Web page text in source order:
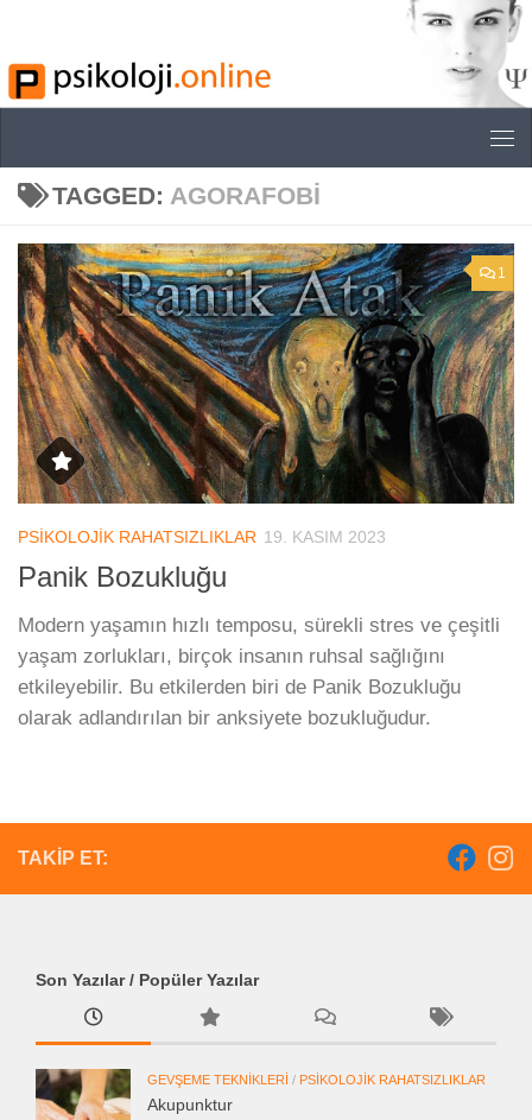
TAGGED: AGORAFOBI
1
PSIKOLOJIK RAHATSIZLIKLAR 19. KASIM 2023
Panik Bozukluğu
Modern yaşamın hızlı temposu, sürekli stres ve çeşitli
yaşam zorlukları, birçok insanın ruhsal sağlığını
etkileyebilir. Bu etkilerden biri de Panik Bozukluğu
olarak adlandırılan bir anksiyete bozukluğudur.
TAKIP ET:
Son Yazılar / Popüler Yazılar
GEVŞEME TEKNIKLERI / PSIKOLOJIK RAHATSIZLIKLAR
Akupunktur